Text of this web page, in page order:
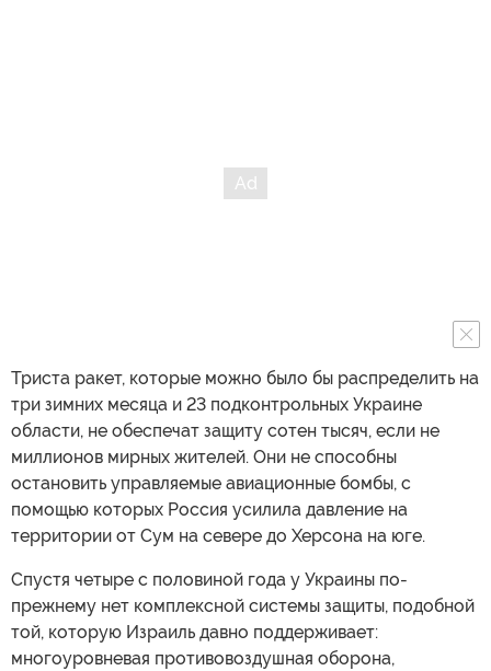
Триста ракет, которые можно было бы распределить на
три зимних месяца и 23 подконтрольных Украине
области, не обеспечат защиту сотен тысяч, если не
миллионов мирных жителей. Они не способны
остановить управляемые авиационные бомбы, с
помощью которых Россия усилила давление на
территории от Сум на севере до Херсона на юге.
Спустя четыре с половиной года у Украины по-
прежнему нет комплексной системы защиты, подобной
той, которую Израиль давно поддерживает:
многоуровневая противовоздушная оборона,